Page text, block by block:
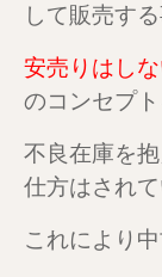
して販売す
安売りはし
のコンセプト
不良在庫を
仕方はされて
これにより